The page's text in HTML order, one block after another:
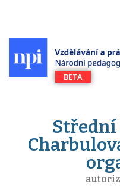
Střední